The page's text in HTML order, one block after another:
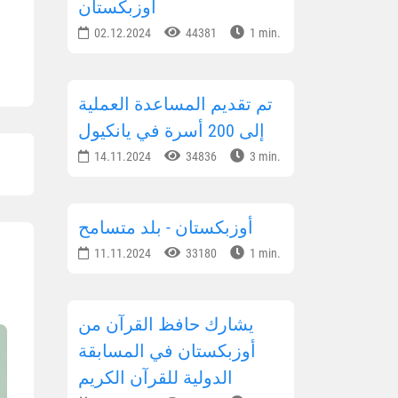
أوزبكستان
02.12.2024 44381 1 min.
تم تقديم المساعدة العملية
إلى 200 أسرة في يانكيول
14.11.2024 34836 3 min.
أوزبكستان - بلد متسامح
11.11.2024 33180 1 min.
يشارك حافظ القرآن من
أوزبكستان في المسابقة
الدولية للقرآن الكريم